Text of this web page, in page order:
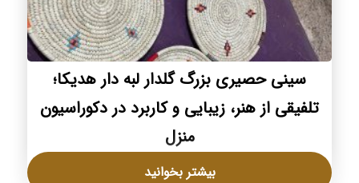
سینی حصیری بزرگ گلدار لبه دار هدیکا؛
تلفیقی از هنر، زیبایی و کاربرد در دکوراسیون
منزل
بیشتر بخوانید